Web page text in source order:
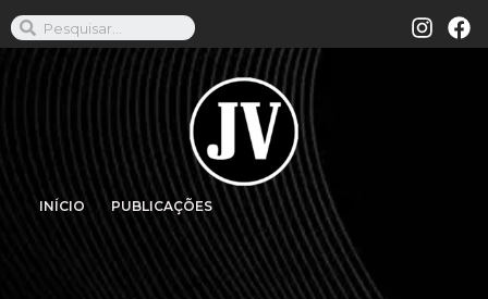
INÍCIO PUBLICAÇÕES